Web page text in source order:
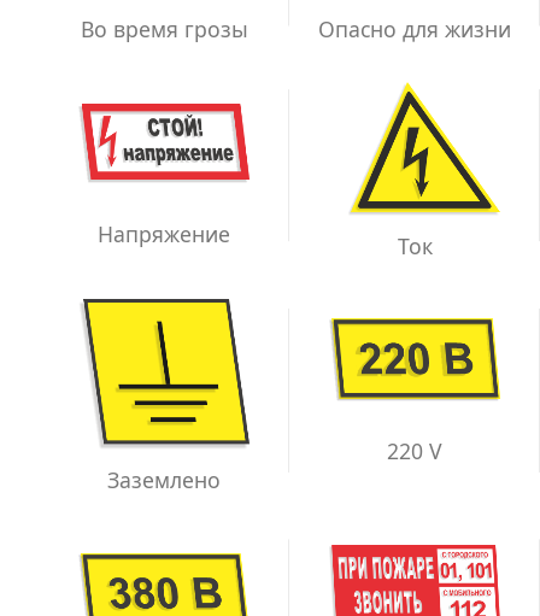
Во время грозы Опасно для жизни
Напряжение Ток
Заземлено
220 V